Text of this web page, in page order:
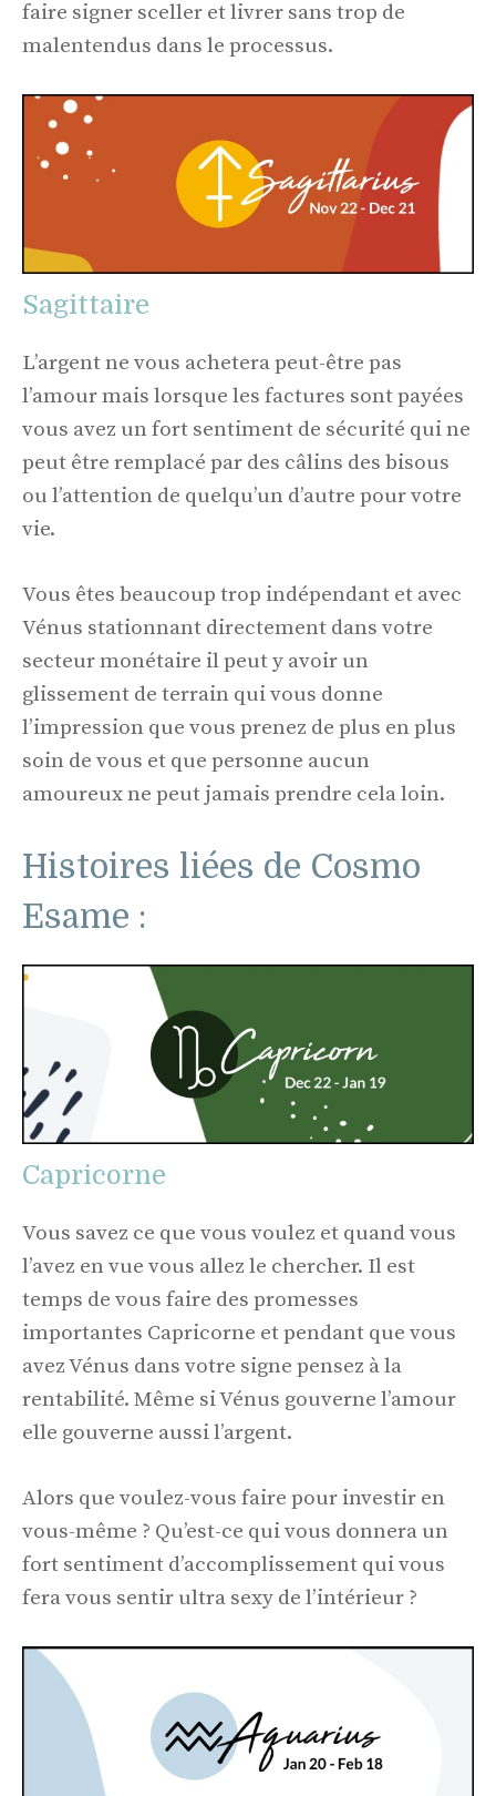
faire signer sceller et livrer sans trop de
malentendus dans le processus.
Sagittaire
L’argent ne vous achetera peut-être pas
l’amour mais lorsque les factures sont payées
vous avez un fort sentiment de sécurité qui ne
peut être remplacé par des câlins des bisous
ou l’attention de quelqu’un d’autre pour votre
vie.
Vous êtes beaucoup trop indépendant et avec
Vénus stationnant directement dans votre
secteur monétaire il peut y avoir un
glissement de terrain qui vous donne
l’impression que vous prenez de plus en plus
soin de vous et que personne aucun
amoureux ne peut jamais prendre cela loin.
Histoires liées de Cosmo
Esame :
Capricorne
Vous savez ce que vous voulez et quand vous
l’avez en vue vous allez le chercher. Il est
temps de vous faire des promesses
importantes Capricorne et pendant que vous
avez Vénus dans votre signe pensez à la
rentabilité. Même si Vénus gouverne l’amour
elle gouverne aussi l’argent.
Alors que voulez-vous faire pour investir en
vous-même ? Qu’est-ce qui vous donnera un
fort sentiment d’accomplissement qui vous
fera vous sentir ultra sexy de l’intérieur ?